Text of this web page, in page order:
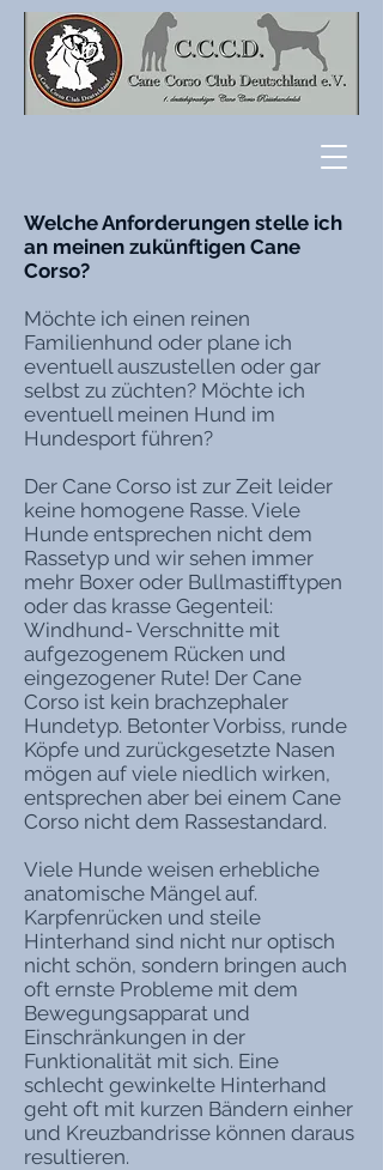
Welche Anforderungen stelle ich
an meinen zukünftigen Cane
Corso?
Möchte ich einen reinen
Familienhund oder plane ich
eventuell auszustellen oder gar
selbst zu züchten? Möchte ich
eventuell meinen Hund im
Hundesport führen?
Der Cane Corso ist zur Zeit leider
keine homogene Rasse. Viele
Hunde entsprechen nicht dem
Rassetyp und wir sehen immer
mehr Boxer oder Bullmastifftypen
oder das krasse Gegenteil:
Windhund- Verschnitte mit
aufgezogenem Rücken und
eingezogener Rute! Der Cane
Corso ist kein brachzephaler
Hundetyp. Betonter Vorbiss, runde
Köpfe und zurückgesetzte Nasen
mögen auf viele niedlich wirken,
entsprechen aber bei einem Cane
Corso nicht dem Rassestandard.
Viele Hunde weisen erhebliche
anatomische Mängel auf.
Karpfenrücken und steile
Hinterhand sind nicht nur optisch
nicht schön, sondern bringen auch
oft ernste Probleme mit dem
Bewegungsapparat und
Einschränkungen in der
Funktionalität mit sich. Eine
schlecht gewinkelte Hinterhand
geht oft mit kurzen Bändern einher
und Kreuzbandrisse können daraus
resultieren.